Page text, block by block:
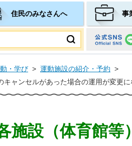
住民のみなさんへ 事
・学び > 運動施設の紹介・予約 >
ャンセルがあった場合の運用が変更に
施設（体育館